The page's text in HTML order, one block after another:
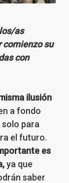
as
comienzo su
con
ilusión
a fondo
solo para
el futuro.
es
ya que
saber